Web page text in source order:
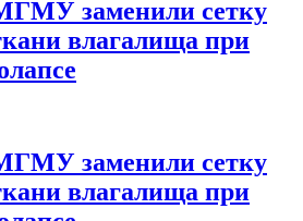
заменили сетку
влагалища при
заменили сетку
влагалища при